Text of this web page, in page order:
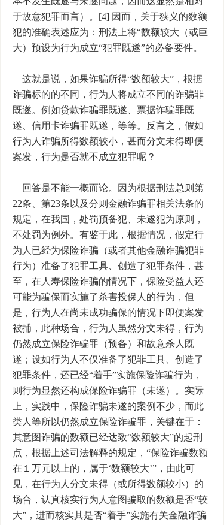
于故意犯罪而言）。[4] 因而，关于狭义的数额
犯的准确表述应为：刑法上将“数额较大（或巨
大）预设为行为成立“犯罪既遂”的必备要件。
这就是说，如果诈骗所得“数额较大”，根据
诈骗标的的不同，行为人将成立不同的诈骗罪
既遂。例如贷款诈骗罪既遂、票据诈骗罪既
遂、信用卡诈骗罪既遂，等等。反言之，假如
行为人诈骗所得数额较小，甚而分文未得即便
案发，行为是否就不成立犯罪呢？
回答是不能一概而论。因为根据刑法总则第
22条、第23条以及分则金融诈骗罪相关法条的
规定，在我国，处罚预备犯、未遂犯为原则，
不处罚为例外。有鉴于此，根据情况，假定行
为人已经为保险诈骗（或者其他金融诈骗犯罪
行为）准备了犯罪工具、创造了犯罪条件，甚
至，在人寿保险诈骗的情况下，保险受益人还
可能为骗保而实施了杀害投保人的行为，但
是，行为人在尚未成功骗保的情况下即便案发
被捕，此种场合，行为人虽然分文未得，行为
仍然成立保险诈骗罪（预备）和故意杀人既
遂；设如行为人不仅准备了犯罪工具、创造了
犯罪条件，还已经“着手”实施保险诈骗行为，
则行为显然还构成保险诈骗罪（未遂）。实际
上，实践中，保险诈骗未遂的案例不少，而此
类人等所以仍然成立保险诈骗罪，关键在于：
其意图诈骗的数额已经达致“数额较大”的起刑
点，根据上述司法解释的规定，“保险诈骗数额
在１万元以上的，属于‘数额较大’”，由此可
见，在行为人分文未得（或所得数额较小）的
场合，认真核实行为人意图骗取的数额是否“较
大”，进而核实其是否“着手”实施有关金融诈骗